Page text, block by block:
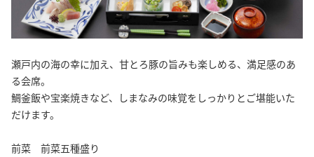
瀬戸内の海の幸に加え、甘とろ豚の旨みも楽しめる、満足感のあ
る会席。
鯛釜飯や宝楽焼きなど、しまなみの味覚をしっかりとご堪能いた
だけます。
前菜 前菜五種盛り